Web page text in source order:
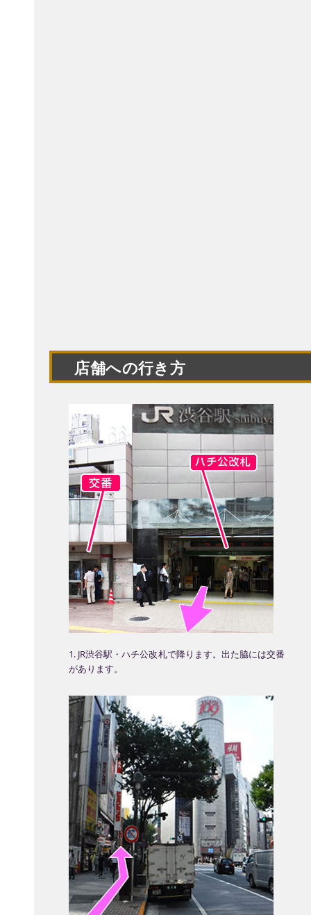
店舗への行き方
1. JR渋谷駅・ハチ公改札で降ります。出た脇には交番
があります。